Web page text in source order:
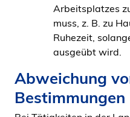
Arbeitsplatzes
muss, z. B. zu
Ruhezeit,
ausgeübt wird.
Abweichung